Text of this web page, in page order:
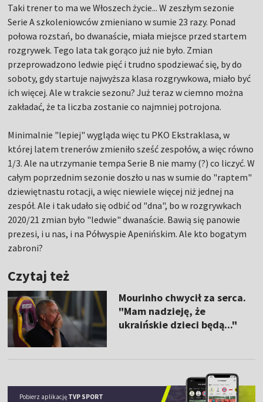
Taki trener to ma we Włoszech życie... W zeszłym sezonie
Serie A szkoleniowców zmieniano w sumie 23 razy. Ponad
połowa rozstań, bo dwanaście, miała miejsce przed startem
rozgrywek. Tego lata tak gorąco już nie było. Zmian
przeprowadzono ledwie pięć i trudno spodziewać się, by do
soboty, gdy startuje najwyższa klasa rozgrywkowa, miało być
ich więcej. Ale w trakcie sezonu? Już teraz w ciemno można
zakładać, że ta liczba zostanie co najmniej potrojona.
Minimalnie "lepiej" wygląda więc tu PKO Ekstraklasa, w
której latem trenerów zmieniło sześć zespołów, a więc równo
1/3. Ale na utrzymanie tempa Serie B nie mamy (?) co liczyć. W
całym poprzednim sezonie doszło u nas w sumie do "raptem"
dziewiętnastu rotacji, a więc niewiele więcej niż jednej na
zespół. Ale i tak udało się odbić od "dna", bo w rozgrywkach
2020/21 zmian było "ledwie" dwanaście. Bawią się panowie
prezesi, i u nas, i na Półwyspie Apenińskim. Ale kto bogatym
zabroni?
Czytaj też
Mourinho chwycił za serca.
"Mam nadzieję, że
ukraińskie dzieci będą..."
Pobierz aplikację TVP SPORT